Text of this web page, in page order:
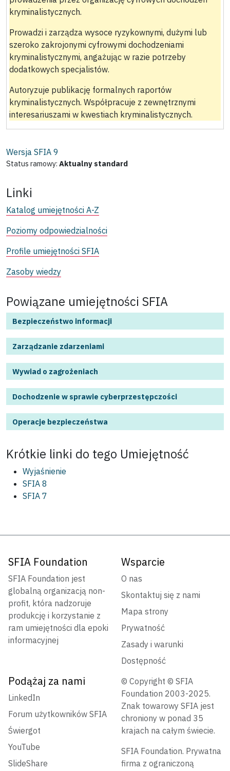
kryminalistycznych.
Prowadzi i zarządza wysoce ryzykownymi, dużymi lub
szeroko zakrojonymi cyfrowymi dochodzeniami
kryminalistycznymi, angażując w razie potrzeby
dodatkowych specjalistów.
Autoryzuje publikację formalnych raportów
kryminalistycznych. Współpracuje z zewnętrznymi
interesariuszami w kwestiach kryminalistycznych.
Wersja SFIA 9
Status ramowy: Aktualny standard
Linki
Katalog umiejętności A-Z
Poziomy odpowiedzialności
Profile umiejętności SFIA
Zasoby wiedzy
Powiązane umiejętności SFIA
Bezpieczeństwo informacji
Zarządzanie zdarzeniami
Wywiad o zagrożeniach
Dochodzenie w sprawie cyberprzestępczości
Operacje bezpieczeństwa
Krótkie linki do tego Umiejętność
Wyjaśnienie
SFIA 8
SFIA 7
SFIA Foundation
SFIA Foundation jest
globalną organizacją non-
profit, która nadzoruje
produkcję i korzystanie z
ram umiejętności dla epoki
informacyjnej
Wsparcie
O nas
Skontaktuj się z nami
Mapa strony
Prywatność
Zasady i warunki
Dostępność
Podążaj za nami
LinkedIn
Forum użytkowników SFIA
Świergot
YouTube
SlideShare
© Copyright © SFIA
Foundation 2003-2025.
Znak towarowy SFIA jest
chroniony w ponad 35
krajach na całym świecie.
SFIA Foundation. Prywatna
firma z ograniczoną